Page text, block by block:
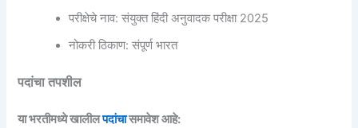
परीक्षेचे नाव: संयुक्त हिंदी अनुवादक परीक्षा 2025
नोकरी ठिकाण: संपूर्ण भारत
पदांचा तपशील
या भरतीमध्ये खालीलपदांचासमावेश आहे: